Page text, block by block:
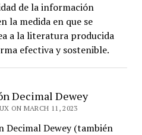
de la información
la medida en que se
a la literatura producida
efectiva y sostenible.
Decimal Dewey
ON MARCH 11, 2023
Decimal Dewey (también